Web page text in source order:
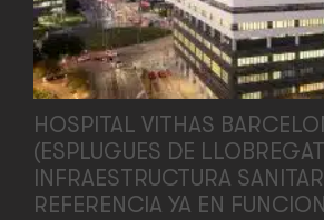
HOSPITAL VITHAS
(ESPLUGUES DE
INFRAESTRUCTURA
REFERENCIA YA EN